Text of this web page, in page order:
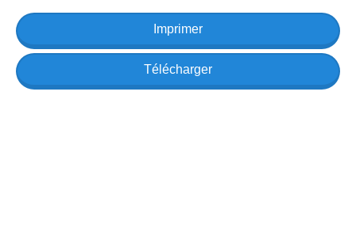
Imprimer
Télécharger